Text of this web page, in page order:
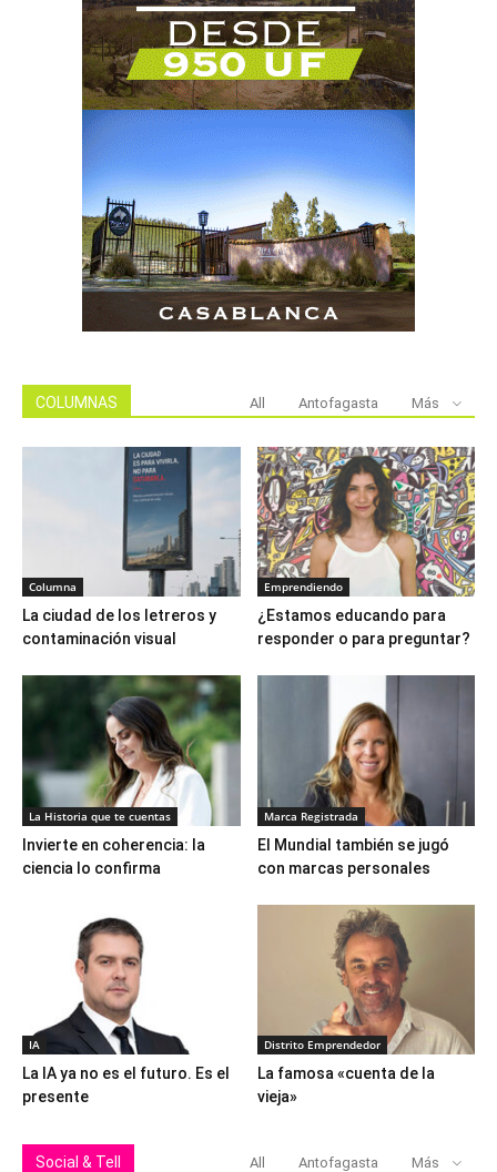
COLUMNAS All Antofagasta Más
Columna
La ciudad de los letreros y
contaminación visual
Emprendiendo
¿Estamos educando para
responder o para preguntar?
La Historia que te cuentas
Invierte en coherencia: la
ciencia lo confirma
Marca Registrada
El Mundial también se jugó
con marcas personales
IA
La IA ya no es el futuro. Es el
presente
Distrito Emprendedor
La famosa «cuenta de la
vieja»
Social & Tell All Antofagasta Más